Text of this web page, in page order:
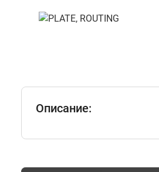
Описание: